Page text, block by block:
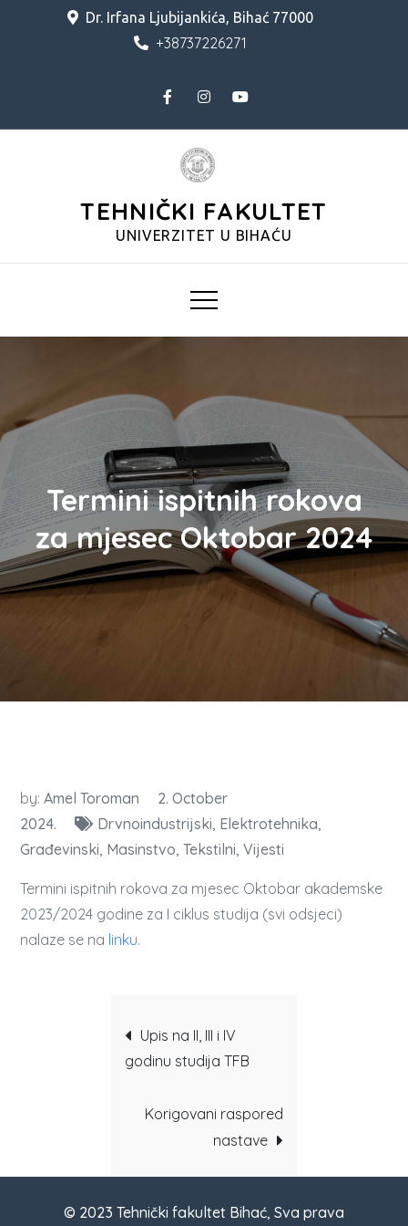
Dr. Irfana Ljubijankića, Bihać 77000
+38737226271
TEHNIČKI FAKULTET
UNIVERZITET U BIHAĆU
Termini ispitnih rokova
za mjesec Oktobar 2024
by:Amel Toroman
2. October
2024.
Drvnoindustrijski Elektrotehnika
Građevinski Masinstvo Tekstilni Vijesti
Termini ispitnih rokova za mjesec Oktobar akademske
2023/2024 godine za I ciklus studija (svi odsjeci)
nalaze se na linku.
Post
navigation
Upis na II, III i IV
godinu studija TFB
Korigovani raspored
nastave
© 2023 Tehnički fakultet Bihać, Sva prava